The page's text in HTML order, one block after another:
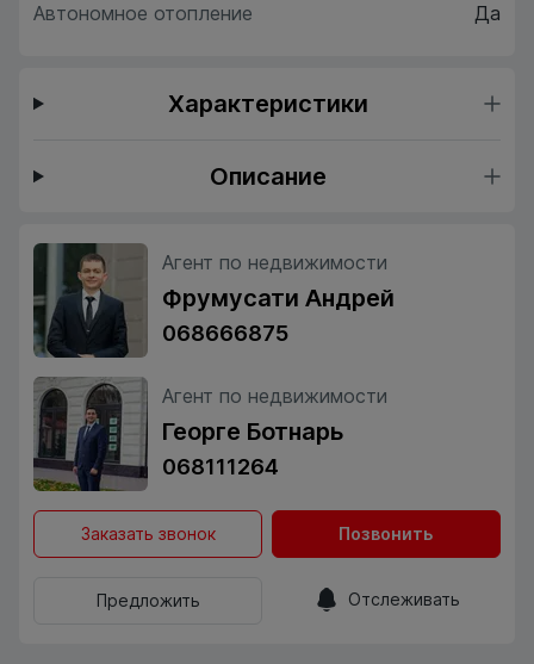
Автономное отопление
Да
Характеристики
Описание
Агент по недвижимости
Фрумусати Андрей
068666875
Агент по недвижимости
Георге Ботнарь
068111264
Заказать звонок Позвонить
Предложить Отслеживать